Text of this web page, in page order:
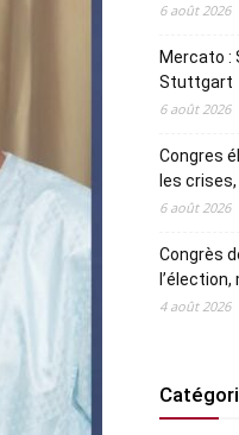
6 août 2026
Mercato :
Stuttgart
6 août 2026
Congres
les
6 août 2026
Congrès
4 août 2026